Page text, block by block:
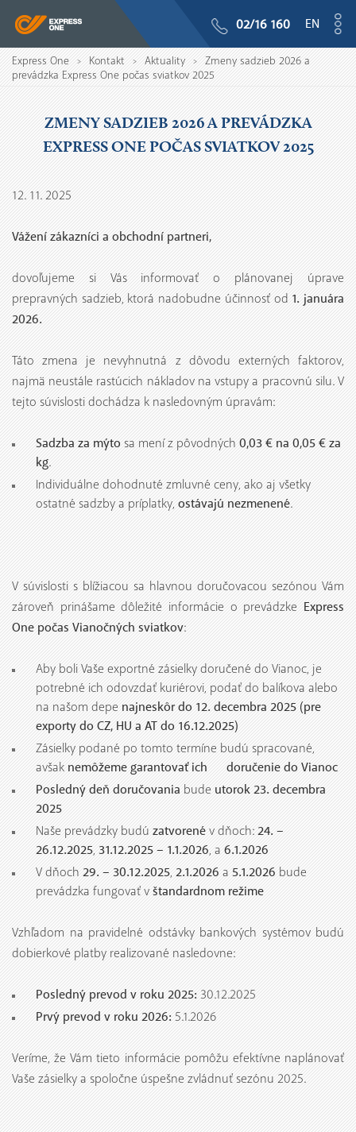
02/16 160 EN
Express One > Kontakt > Aktuality >
Zmeny sadzieb 2026 a
prevádzka Express One počas sviatkov 2025
ZMENY SADZIEB 2026 A PREVÁDZKA
EXPRESS ONE POČAS SVIATKOV 2025
12. 11. 2025
Vážení zákazníci a obchodní partneri,
dovoľujeme si Vás informovať o plánovanej úprave
prepravných sadzieb, ktorá nadobudne účinnosť od1. januára
2026.
Táto zmena je nevyhnutná z dôvodu externých faktorov,
najmä neustále rastúcich nákladov na vstupy a pracovnú silu. V
tejto súvislosti dochádza k nasledovným úpravám:
Sadzba za mýtosa mení z pôvodných0,03 € na 0,05 € za
kg.
Individuálne dohodnuté zmluvné ceny, ako aj všetky
ostatné sadzby a príplatky,ostávajú nezmenené.
V súvislosti s blížiacou sa hlavnou doručovacou sezónou Vám
zároveň prinášame dôležité informácie o prevádzkeExpress
One počas Vianočných sviatkov:
Aby boli Vaše exportné zásielky doručené do Vianoc, je
potrebné ich odovzdať kuriérovi, podať do balíkova alebo
na našom depenajneskôr do 12. decembra 2025 (pre
exporty do CZ, HU a AT do 16.12.2025)
Zásielky podané po tomto termíne budú spracované,
avšaknemôžeme garantovať ich doručenie do Vianoc
Posledný deň doručovaniabudeutorok 23. decembra
2025
Naše prevádzky budúzatvorenév dňoch:24. –
26.12.2025,31.12.2025 – 1.1.2026, a6.1.2026
V dňoch29. – 30.12.2025,2.1.2026a5.1.2026bude
prevádzka fungovať vštandardnom režime
Vzhľadom na pravidelné odstávky bankových systémov budú
dobierkové platby realizované nasledovne:
Posledný prevod v roku 2025:30.12.2025
Prvý prevod v roku 2026:5.1.2026
Veríme, že Vám tieto informácie pomôžu efektívne naplánovať
Vaše zásielky a spoločne úspešne zvládnuť sezónu 2025.